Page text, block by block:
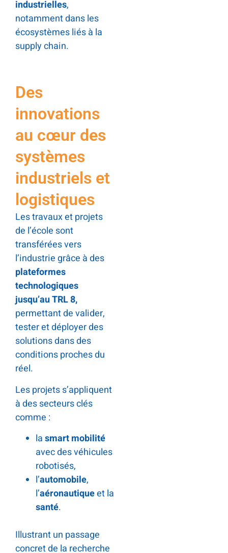
industrielles,
notamment dans les
écosystèmes liés à la
supply chain.
Des
innovations
au cœur des
systèmes
industriels et
logistiques
Les travaux et projets
de l’école sont
transférées vers
l’industrie grâce à des
plateformes
technologiques
jusqu’au TRL 8,
permettant de valider,
tester et déployer des
solutions dans des
conditions proches du
réel.
Les projets s’appliquent
à des secteurs clés
comme :
lasmart mobilité
avec des véhicules
robotisés,
l’automobile,
l’aéronautiqueet la
santé.
Illustrant un passage
concret de la recherche